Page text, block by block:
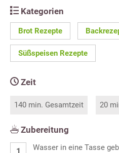
Kategorien
Brot Rezepte
Süßspeisen Rezepte
Zeit
140 min. Gesamtzeit 20
Zubereitung
Wasser in eine Tasse